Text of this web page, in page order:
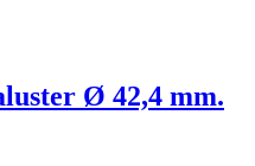
Ø 42,4 mm.